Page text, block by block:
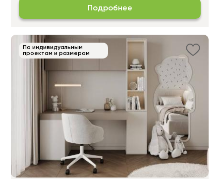
Подробнее
По индивидуальным
проектам и размерам